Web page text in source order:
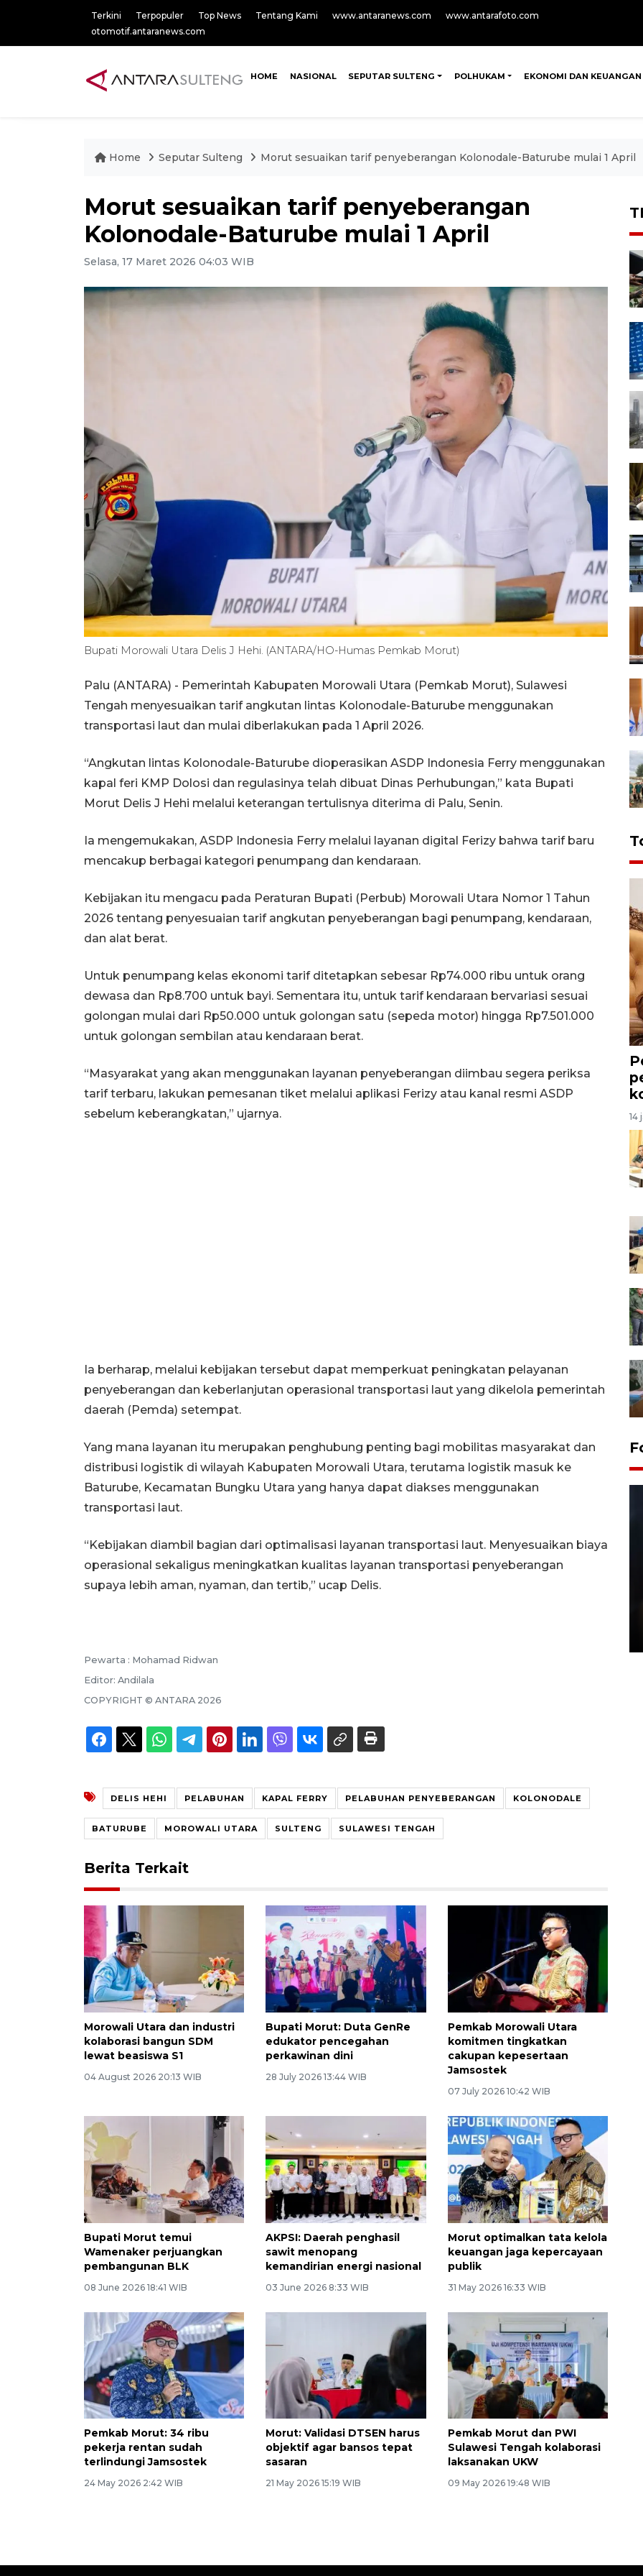
Terkini Terpopuler Top News Tentang Kami www.antaranews.com
www.antarafoto.com
otomotif.antaranews.com
HOME NASIONAL SEPUTAR SULTENG POLHUKAM EKONOMI DAN KEUANGAN
Home Seputar Sulteng Morut sesuaikan tarif penyeberangan Kolonodale-Baturube mulai 1 April
Morut sesuaikan tarif penyeberangan
Kolonodale-Baturube mulai 1 April
Selasa, 17 Maret 2026 04:03 WIB
Bupati Morowali Utara Delis J Hehi. (ANTARA/HO-Humas Pemkab Morut)
Palu (ANTARA) - Pemerintah Kabupaten Morowali Utara (Pemkab Morut), Sulawesi
Tengah menyesuaikan tarif angkutan lintas Kolonodale-Baturube menggunakan
transportasi laut dan mulai diberlakukan pada 1 April 2026.
“Angkutan lintas Kolonodale-Baturube dioperasikan ASDP Indonesia Ferry menggunakan
kapal feri KMP Dolosi dan regulasinya telah dibuat Dinas Perhubungan,” kata Bupati
Morut Delis J Hehi melalui keterangan tertulisnya diterima di Palu, Senin.
Ia mengemukakan, ASDP Indonesia Ferry melalui layanan digital Ferizy bahwa tarif baru
mencakup berbagai kategori penumpang dan kendaraan.
Kebijakan itu mengacu pada Peraturan Bupati (Perbub) Morowali Utara Nomor 1 Tahun
2026 tentang penyesuaian tarif angkutan penyeberangan bagi penumpang, kendaraan,
dan alat berat.
Untuk penumpang kelas ekonomi tarif ditetapkan sebesar Rp74.000 ribu untuk orang
dewasa dan Rp8.700 untuk bayi. Sementara itu, untuk tarif kendaraan bervariasi sesuai
golongan mulai dari Rp50.000 untuk golongan satu (sepeda motor) hingga Rp7.501.000
untuk golongan sembilan atau kendaraan berat.
“Masyarakat yang akan menggunakan layanan penyeberangan diimbau segera periksa
tarif terbaru, lakukan pemesanan tiket melalui aplikasi Ferizy atau kanal resmi ASDP
sebelum keberangkatan,” ujarnya.
Ia berharap, melalui kebijakan tersebut dapat memperkuat peningkatan pelayanan
penyeberangan dan keberlanjutan operasional transportasi laut yang dikelola pemerintah
daerah (Pemda) setempat.
Yang mana layanan itu merupakan penghubung penting bagi mobilitas masyarakat dan
distribusi logistik di wilayah Kabupaten Morowali Utara, terutama logistik masuk ke
Baturube, Kecamatan Bungku Utara yang hanya dapat diakses menggunakan
transportasi laut.
“Kebijakan diambil bagian dari optimalisasi layanan transportasi laut. Menyesuaikan biaya
operasional sekaligus meningkatkan kualitas layanan transportasi penyeberangan
supaya lebih aman, nyaman, dan tertib,” ucap Delis.
Pewarta : Mohamad Ridwan
Editor: Andilala
COPYRIGHT © ANTARA 2026
DELIS HEHI PELABUHAN KAPAL FERRY PELABUHAN PENYEBERANGAN KOLONODALE
BATURUBE MOROWALI UTARA SULTENG SULAWESI TENGAH
Berita Terkait
Morowali Utara dan industri
kolaborasi bangun SDM
lewat beasiswa S1
04 August 2026 20:13 WIB
Bupati Morut: Duta GenRe
edukator pencegahan
perkawinan dini
28 July 2026 13:44 WIB
Pemkab Morowali Utara
komitmen tingkatkan
cakupan kepesertaan
Jamsostek
07 July 2026 10:42 WIB
Bupati Morut temui
Wamenaker perjuangkan
pembangunan BLK
08 June 2026 18:41 WIB
AKPSI: Daerah penghasil
sawit menopang
kemandirian energi nasional
03 June 2026 8:33 WIB
Morut optimalkan tata kelola
keuangan jaga kepercayaan
publik
31 May 2026 16:33 WIB
Pemkab Morut: 34 ribu
pekerja rentan sudah
terlindungi Jamsostek
24 May 2026 2:42 WIB
Morut: Validasi DTSEN harus
objektif agar bansos tepat
sasaran
21 May 2026 15:19 WIB
Pemkab Morut dan PWI
Sulawesi Tengah kolaborasi
laksanakan UKW
09 May 2026 19:48 WIB
14